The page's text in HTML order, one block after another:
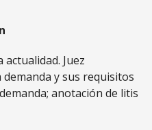
actualidad. Juez
y sus requisitos
anotación de litis